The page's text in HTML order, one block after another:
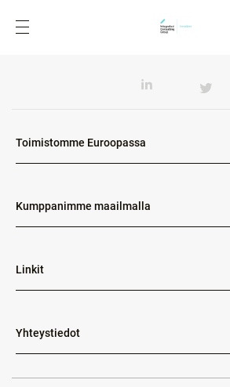
Toimistomme Euroopassa
Kumppanimme maailmalla
Linkit
Yhteystiedot